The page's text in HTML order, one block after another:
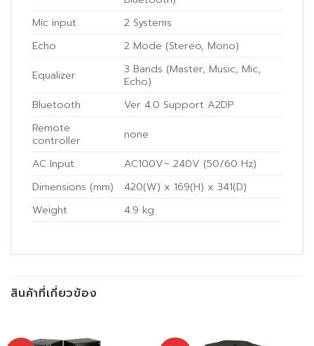
Mic input
2 Systems
Echo
2 Mode (Stereo, Mono)
Equalizer
3 Bands (Master, Music, Mic,
Echo)
Bluetooth
Ver 4.0 Support A2DP
Remote
controller
none
AC Input
AC100V~ 240V (50/60 Hz)
Dimensions (mm)
420(W) x 169(H) x 341(D)
Weight
4.9 kg
สินค้าที่เกี่ยวข้อง